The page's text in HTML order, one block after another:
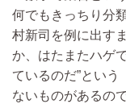
何でもきっちり分
村新司を例に出す
か、はたまたハゲ
ているのだ”とい
ないものがあるので